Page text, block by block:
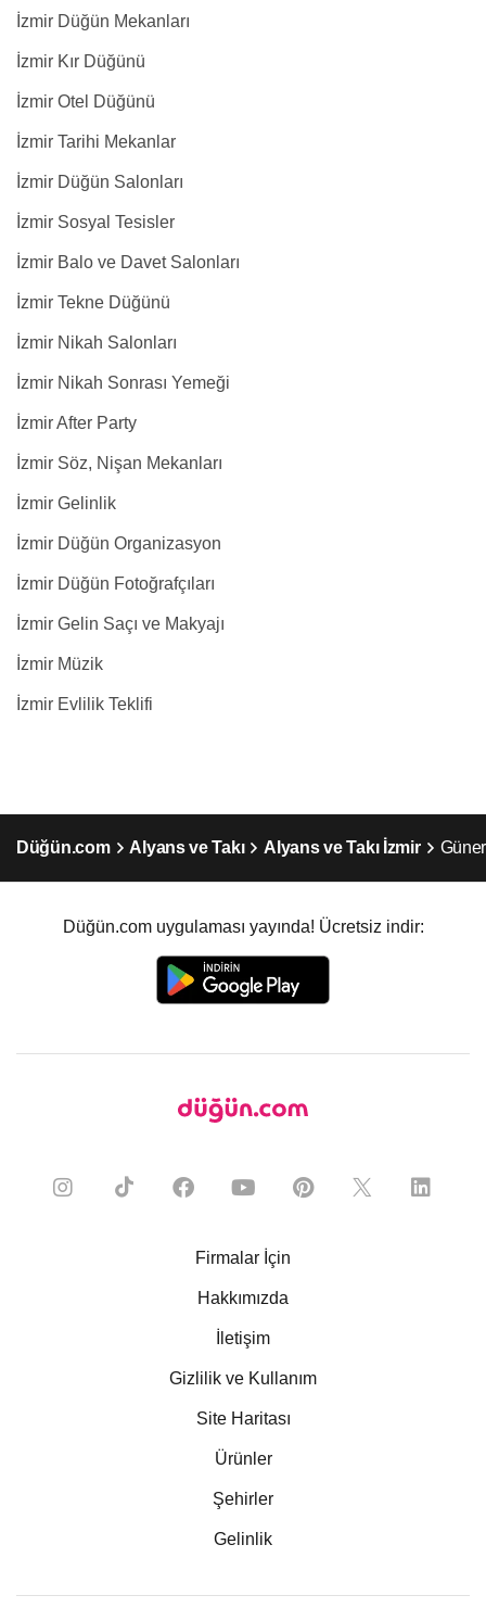
İzmir Düğün Mekanları
İzmir Kır Düğünü
İzmir Otel Düğünü
İzmir Tarihi Mekanlar
İzmir Düğün Salonları
İzmir Sosyal Tesisler
İzmir Balo ve Davet Salonları
İzmir Tekne Düğünü
İzmir Nikah Salonları
İzmir Nikah Sonrası Yemeği
İzmir After Party
İzmir Söz, Nişan Mekanları
İzmir Gelinlik
İzmir Düğün Organizasyon
İzmir Düğün Fotoğrafçıları
İzmir Gelin Saçı ve Makyajı
İzmir Müzik
İzmir Evlilik Teklifi
Düğün.com Alyans ve Takı Alyans ve Takı İzmir
Düğün.com uygulaması yayında! Ücretsiz indir:
Firmalar İçin
Hakkımızda
İletişim
Gizlilik ve Kullanım
Site Haritası
Ürünler
Şehirler
Gelinlik